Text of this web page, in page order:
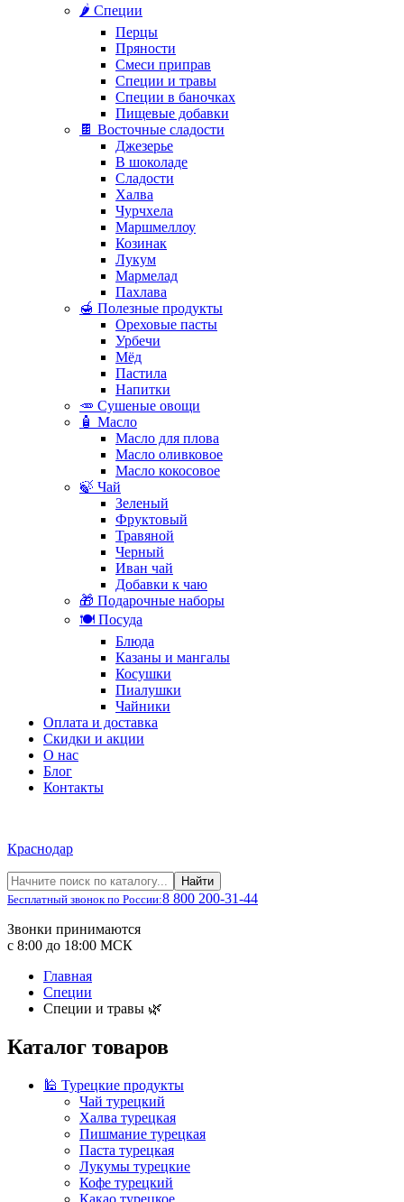
🌶️ Специи
Перцы
Пряности
Смеси приправ
Специи и травы
Специи в баночках
Пищевые добавки
🍫 Восточные сладости
Джезерье
В шоколаде
Сладости
Халва
Чурчхела
Маршмеллоу
Козинак
Лукум
Мармелад
Пахлава
🍯 Полезные продукты
Ореховые пасты
Урбечи
Мёд
Пастила
Напитки
🥕 Сушеные овощи
🧴 Масло
Масло для плова
Масло оливковое
Масло кокосовое
🍃 Чай
Зеленый
Фруктовый
Травяной
Черный
Иван чай
Добавки к чаю
🎁 Подарочные наборы
🍽️ Посуда
Блюда
Казаны и мангалы
Косушки
Пиалушки
Чайники
Оплата и доставка
Скидки и акции
О нас
Блог
Контакты
Краснодар
Найти
Бесплатный звонок по России:8 800 200-31-44
Звонки принимаются
с 8:00 до 18:00 МСК
Главная
Специи
Специи и травы 🌿
Каталог товаров
🕌 Турецкие продукты
Чай турецкий
Халва турецкая
Пишмание турецкая
Паста турецкая
Лукумы турецкие
Кофе турецкий
Какао турецкое